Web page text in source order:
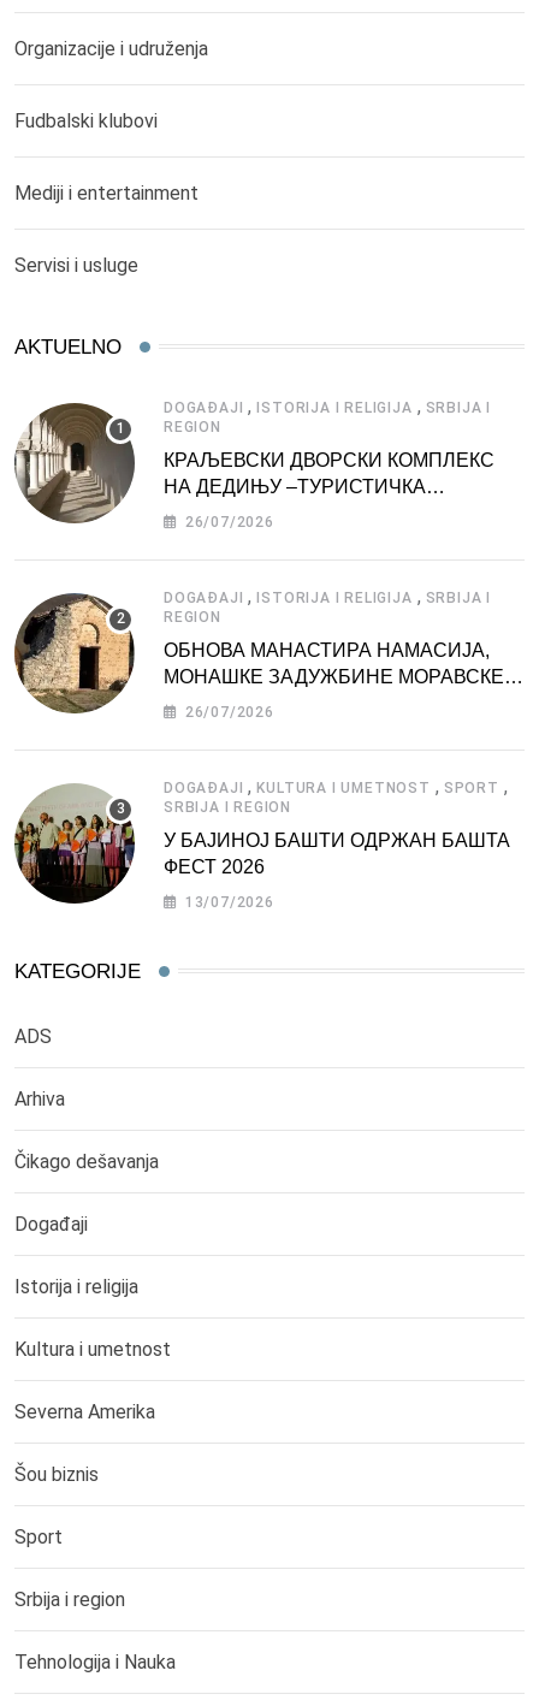
Organizacije i udruženja
Fudbalski klubovi
Mediji i entertainment
Servisi i usluge
AKTUELNO
DOGAĐAJI ,ISTORIJA I RELIGIJA , SRBIJA I
REGION
КРАЉЕВСКИ ДВОРСКИ КОМПЛЕКС
НА ДЕДИЊУ –ТУРИСТИЧКА
АТРАКЦИЈА
26/07/2026
DOGAĐAJI ,ISTORIJA I RELIGIJA , SRBIJA I
REGION
ОБНОВА МАНАСТИРА НАМАСИЈА,
МОНАШКЕ ЗАДУЖБИНЕ МОРАВСКЕ
СРБИЈЕ
26/07/2026
DOGAĐAJI ,KULTURA I UMETNOST , SPORT ,
SRBIJA I REGION
У БАЈИНОЈ БАШТИ ОДРЖАН БАШТА
ФЕСТ 2026
13/07/2026
KATEGORIJE
ADS
Arhiva
Čikago dešavanja
Događaji
Istorija i religija
Kultura i umetnost
Severna Amerika
Šou biznis
Sport
Srbija i region
Tehnologija i Nauka